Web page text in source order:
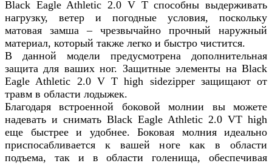
Black Eagle Athletic 2.0 V T способны выдерживать
нагрузку, ветер и погодные условия, поскольку
матовая замша – чрезвычайно прочный наружный
материал, который также легко и быстро чистится.
В данной модели предусмотрена дополнительная
защита для ваших ног. Защитные элементы на Black
Eagle Athletic 2.0 V T high sidezipper защищают от
травм в области лодыжек.
Благодаря встроенной боковой молнии вы можете
надевать и снимать Black Eagle Athletic 2.0 VT high
еще быстрее и удобнее. Боковая молния идеально
приспосабливается к вашей ноге как в области
подъема, так и в области голенища, обеспечивая